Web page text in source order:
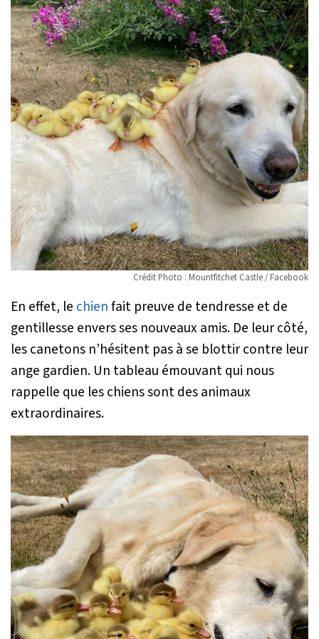
Crédit Photo : Mountfitchet Castle / Facebook
En effet, le chienfait preuve de tendresse et de
gentillesse envers ses nouveaux amis. De leur côté,
les canetons n’hésitent pas à se blottir contre leur
ange gardien. Un tableau émouvant qui nous
rappelle que les chiens sont des animaux
extraordinaires.